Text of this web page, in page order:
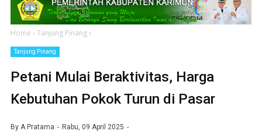
Home › Tanjung Pinang›
Tanjung Pinang
Petani Mulai Beraktivitas, Harga
Kebutuhan Pokok Turun di Pasar
By A Pratama Rabu, 09 April 2025